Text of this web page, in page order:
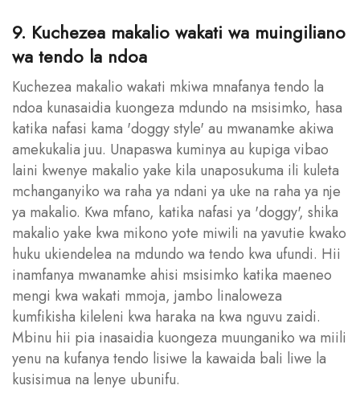
9. Kuchezea makalio wakati wa muingiliano
wa tendo la ndoa
Kuchezea makalio wakati mkiwa mnafanya tendo la
ndoa kunasaidia kuongeza mdundo na msisimko, hasa
katika nafasi kama 'doggy style' au mwanamke akiwa
amekukalia juu. Unapaswa kuminya au kupiga vibao
laini kwenye makalio yake kila unaposukuma ili kuleta
mchanganyiko wa raha ya ndani ya uke na raha ya nje
ya makalio. Kwa mfano, katika nafasi ya 'doggy', shika
makalio yake kwa mikono yote miwili na yavutie kwako
huku ukiendelea na mdundo wa tendo kwa ufundi. Hii
inamfanya mwanamke ahisi msisimko katika maeneo
mengi kwa wakati mmoja, jambo linaloweza
kumfikisha kileleni kwa haraka na kwa nguvu zaidi.
Mbinu hii pia inasaidia kuongeza muunganiko wa miili
yenu na kufanya tendo lisiwe la kawaida bali liwe la
kusisimua na lenye ubunifu.